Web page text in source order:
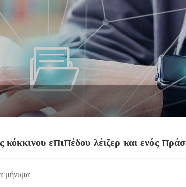
επιπέδου λέιζερ και ενός
μήνυμα